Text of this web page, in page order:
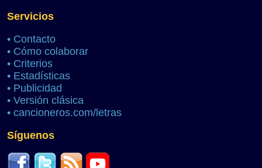
Servicios
• Contacto
• Cómo colaborar
• Criterios
• Estadísticas
• Publicidad
• Versión clásica
• cancioneros.com/letras
Síguenos